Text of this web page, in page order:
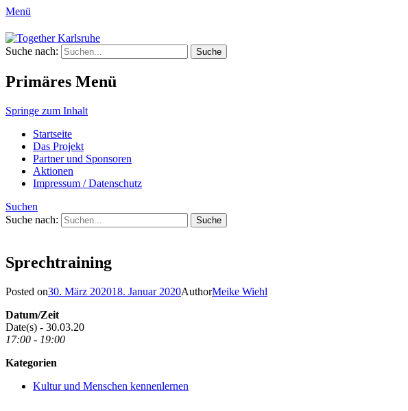
Menü
Together Karlsruhe
Integration von jungen Menschen mit Fluchterfahrung
Suche nach:
Primäres Menü
Springe zum Inhalt
Startseite
Das Projekt
Partner und Sponsoren
Aktionen
Impressum / Datenschutz
Suchen
Suche nach:
Sprechtraining
Posted on30. März 202018. Januar 2020AuthorMeike Wiehl
Datum/Zeit
Date(s) - 30.03.20
17:00 - 19:00
Kategorien
Kultur und Menschen kennenlernen